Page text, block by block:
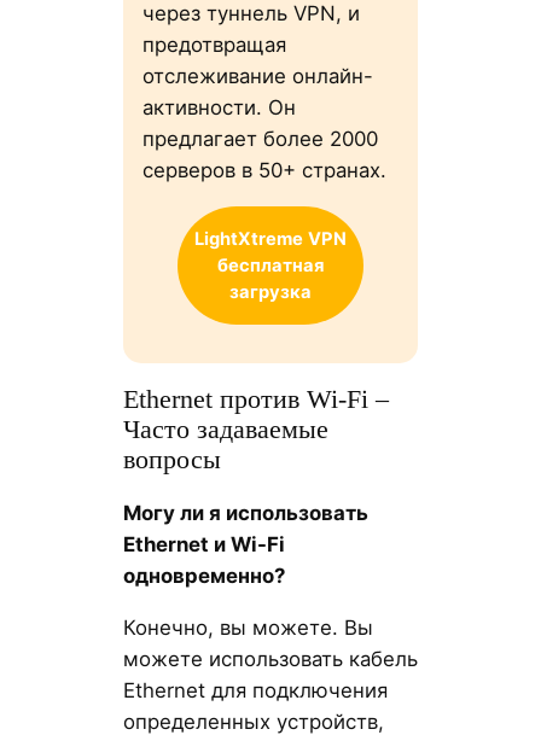
через туннель VPN, и
предотвращая
отслеживание онлайн-
активности. Он
предлагает более 2000
серверов в 50+ странах.
LightXtreme VPN
бесплатная
загрузка
Ethernet против Wi-Fi –
Часто задаваемые
вопросы
Могу ли я использовать
Ethernet и Wi-Fi
одновременно?
Конечно, вы можете. Вы
можете использовать кабель
Ethernet для подключения
определенных устройств,